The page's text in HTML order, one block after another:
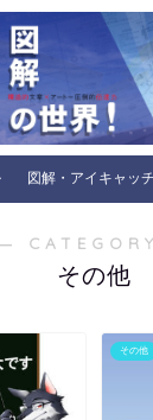
図解・アイキャッ
その他
その他